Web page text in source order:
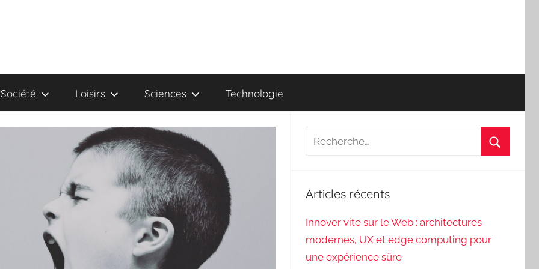
Société Loisirs Sciences Technologie
Recherche
Articles récents
Innover vite sur le Web : architectures
modernes, UX et edge computing pour
une expérience sûre